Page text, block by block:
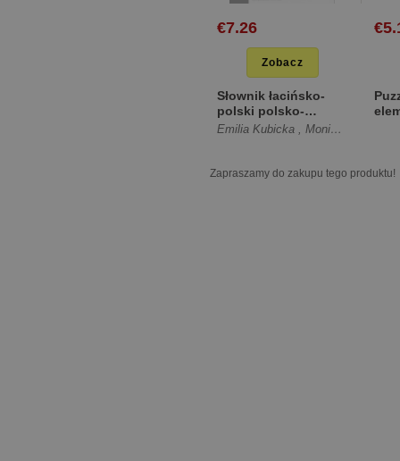
€7.26
Zobacz
Słownik łacińsko-
polski polsko-
łaciński [Twarda]
Emilia Kubicka , Monika Suwała
Zapraszamy do zakupu tego produktu!